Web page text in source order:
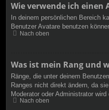
Wie verwende ich einen
In deinem persönlichen Bereich
Benutzer Avatare benutzen
Nach oben
Was ist mein Rang und
Ränge, die unter deinem
Ranges nicht direkt ändern, da
Moderator oder Administrator
Nach oben